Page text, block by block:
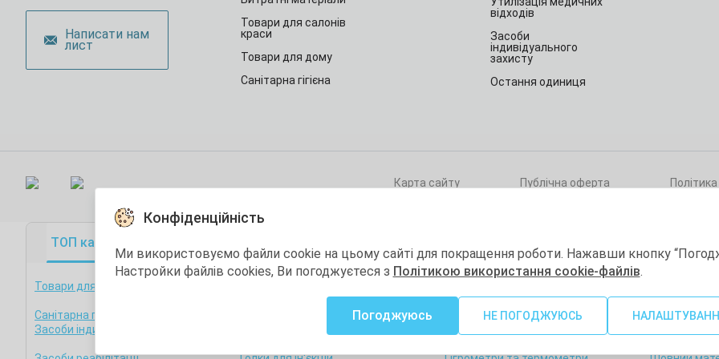
Написати нам
лист
Товари для салонів
краси
Товари для дому
Санітарна гігієна
відходів
Засоби
індивідуального
захисту
Остання одиниця
Карта сайту Публічна оферта
Конфіденційність
Ми використовуємо файли cookie на цьому сайті для покращення роботи. Нажавши кнопку
Настройки файлів cookies, Ви погоджуєтеся з Політикою використання cookie-файлів.
Погоджуюсь НЕ ПОГОДЖУЮСЬ
ТОП категорії
Товари для медзакладів
Санітарна гігієна Товари для стоматології Товари для лабораторій Краса та
Засоби індивідуального захисту
Хімічна дезінфекція та